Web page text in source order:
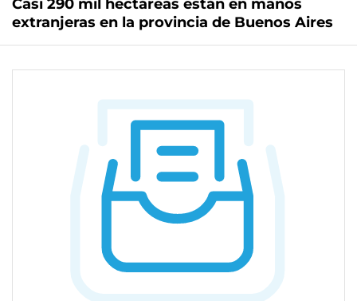
Casi 290 mil hectáreas están en manos
extranjeras en la provincia de Buenos Aires